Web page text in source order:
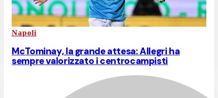
Napoli
McTominay, la grande attesa: Allegri ha
sempre valorizzato i centrocampisti